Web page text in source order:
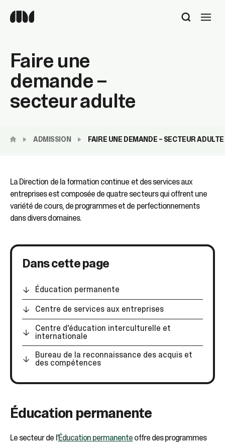
Utilisez
sur
au
résultat
de
utilisateurs
servir
gestes
toucher
Faire une
demande –
secteur adulte
ADMISSION FAIRE UNE DEMANDE – SECTEUR ADULTE
La Direction de la formation continue et des services aux
entreprises est composée de quatre secteurs qui offrent une
variété de cours, de programmes et de perfectionnements
dans divers domaines.
Dans cette page
Éducation permanente
Centre de services aux entreprises
Centre d'éducation interculturelle et
internationale
Bureau de la reconnaissance des acquis et
des compétences
Éducation permanente
Le secteur de l’Éducation permanenteoffre des programmes